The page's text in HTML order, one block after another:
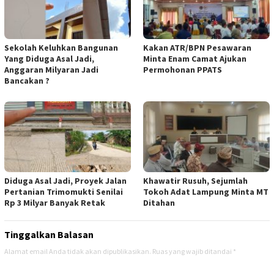
Sekolah Keluhkan Bangunan
Yang Diduga Asal Jadi,
Anggaran Milyaran Jadi
Bancakan ?
Kakan ATR/BPN Pesawaran
Minta Enam Camat Ajukan
Permohonan PPATS
Diduga Asal Jadi, Proyek Jalan
Pertanian Trimomukti Senilai
Rp 3 Milyar Banyak Retak
Khawatir Rusuh, Sejumlah
Tokoh Adat Lampung Minta MT
Ditahan
Tinggalkan Balasan
Alamat email Anda tidak akan dipublikasikan. Ruas yang wajib ditandai *